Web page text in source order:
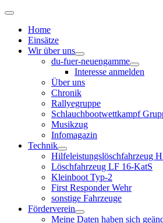
Home
Einsätze
Wir über uns
du-fuer-neuengamme
Interesse anmelden
Über uns
Chronik
Rallyegruppe
Schlauchbootwettkampf
Musikzug
Infomagazin
Technik
Hilfeleistungslöschfahrzeug
Löschfahrzeug LF 16-KatS
Kleinboot Typ-2
First Responder Wehr
sonstige Fahrzeuge
Förderverein
Meine Daten haben sich